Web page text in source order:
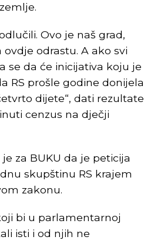
Ovo je naš grad,
odrastu. A ako svi
se da će inicijativa koju je
RS prošle godine donijela
dijete“, dati rezultate
cenzus na dječji
za BUKU da je peticija
skupštinu RS krajem
zakonu.
bi u parlamentarnoj
isti i od njih ne